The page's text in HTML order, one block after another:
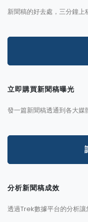
新聞稿的好去處，三分鐘上
立即購買新聞稿曝光
發一篇新聞稿透通到各大媒
分析新聞稿成效
透過Trek數據平台的分析